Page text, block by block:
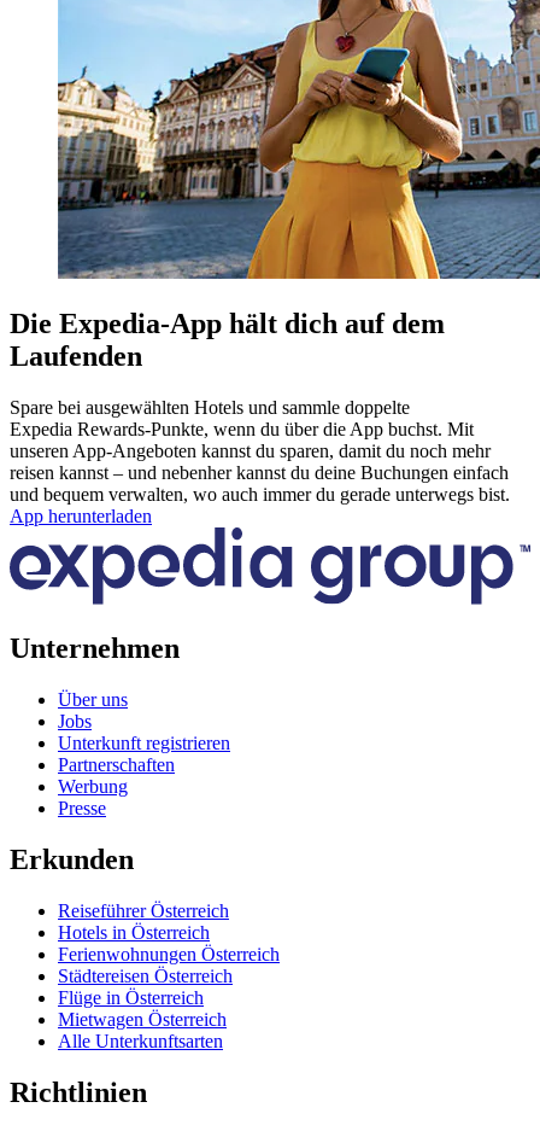
Die Expedia-App hält dich auf dem
Laufenden
Spare bei ausgewählten Hotels und sammle doppelte
Expedia Rewards-Punkte, wenn du über die App buchst. Mit
unseren App-Angeboten kannst du sparen, damit du noch mehr
reisen kannst – und nebenher kannst du deine Buchungen einfach
und bequem verwalten, wo auch immer du gerade unterwegs bist.
App herunterladen
Unternehmen
Über uns
Jobs
Unterkunft registrieren
Partnerschaften
Werbung
Presse
Erkunden
Reiseführer Österreich
Hotels in Österreich
Ferienwohnungen Österreich
Städtereisen Österreich
Flüge in Österreich
Mietwagen Österreich
Alle Unterkunftsarten
Richtlinien